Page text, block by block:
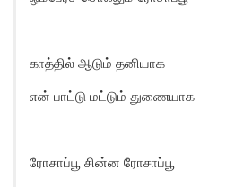
காத்தில் ஆடும் தனியாக
என் பாட்டு மட்டும் துணையாக
ரோசாப்பூ சின்ன ரோசாப்பூ